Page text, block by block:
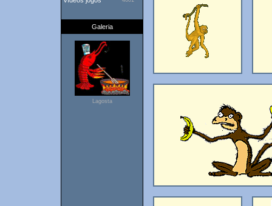
Galeria
Lagosta